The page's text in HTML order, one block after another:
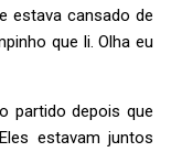
estava cansado de
que li. Olha eu
partido depois que
estavam juntos